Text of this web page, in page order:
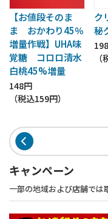
【お値段そのま
ま おかわり45％
増量作戦】UHA味
覚糖 コロロ清水
白桃45%増量
148円
（税込159円）
ク
秘
キャンペーン
一部の地域および店舗では